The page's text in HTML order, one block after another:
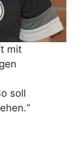
mit
soll